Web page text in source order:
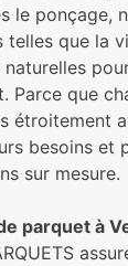
le ponçage,
telles que la
naturelles
Parce que
étroitement
besoins et
sur mesure.
parquet à